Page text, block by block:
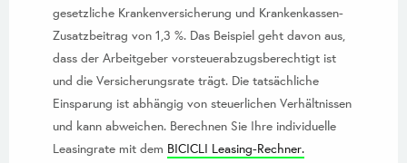
gesetzliche Krankenversicherung und Krankenkassen-
Zusatzbeitrag von 1,3 %. Das Beispiel geht davon aus,
dass der Arbeitgeber vorsteuerabzugsberechtigt ist
und die Versicherungsrate trägt. Die tatsächliche
Einsparung ist abhängig von steuerlichen Verhältnissen
und kann abweichen. Berechnen Sie Ihre individuelle
Leasingrate mit dem BICICLI Leasing-Rechner.